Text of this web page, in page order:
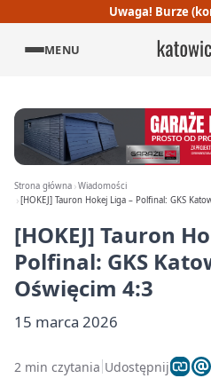
Uwaga! Burze
MENU
Strona główna Wiadomości
[HOKEJ] Tauron Hokej Liga – Polfinal: GKS
[HOKEJ] Tauron
Polfinal: GKS
Oświęcim 4:3
15 marca 2026
2 min czytania Udostępnij